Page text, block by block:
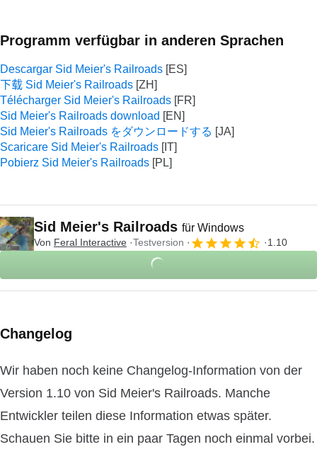
Programm verfügbar in anderen Sprachen
Descargar Sid Meier's Railroads
下载 Sid Meier's Railroads
Télécharger Sid Meier's Railroads
Sid Meier's Railroads download
Sid Meier's Railroads をダウンロードする
Scaricare Sid Meier's Railroads
Pobierz Sid Meier's Railroads
Sid Meier's Railroads für Windows
Von Feral Interactive Testversion 1.10
Changelog
Wir haben noch keine Changelog-Information von der
Version 1.10 von Sid Meier's Railroads. Manche
Entwickler teilen diese Information etwas später.
Schauen Sie bitte in ein paar Tagen noch einmal vorbei.